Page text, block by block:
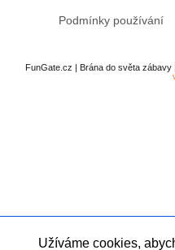
Podmínky používání
FunGate.cz | Brána do světa
Užíváme cookies,